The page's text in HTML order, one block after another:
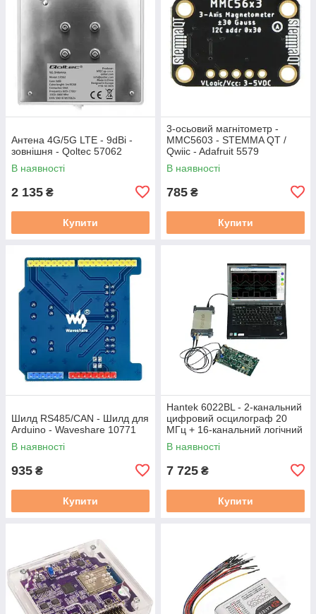
Антена 4G/5G LTE - 9dBi -
зовнішня - Qoltec 57062
В наявності
2 135 ₴
Купити
3-осьовий магнітометр -
MMC5603 - STEMMA QT /
Qwiic - Adafruit 5579
В наявності
785 ₴
Купити
Шилд RS485/CAN - Шилд для
Arduino - Waveshare 10771
В наявності
935 ₴
Купити
Hantek 6022BL - 2-канальний
цифровий осцилограф 20
МГц + 16-канальний логічний
аналізатор
В наявності
7 725 ₴
Купити